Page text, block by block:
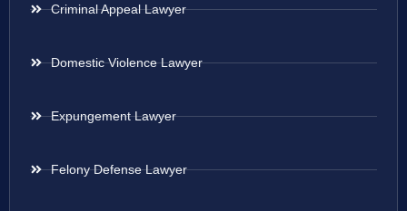
Criminal Appeal Lawyer
Domestic Violence Lawyer
Expungement Lawyer
Felony Defense Lawyer